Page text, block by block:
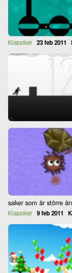
Klassiker 23 feb 2011
saker som är större
Klassiker 9 feb 2011